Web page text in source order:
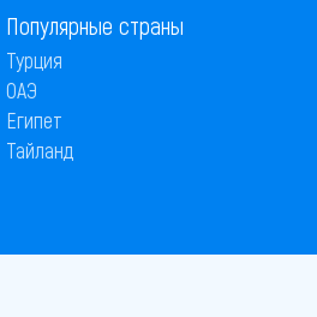
Популярные страны
Турция
ОАЭ
Египет
Тайланд